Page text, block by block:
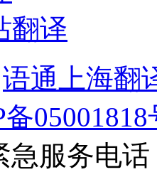
翻译
语通上海翻
05001818
急服务电